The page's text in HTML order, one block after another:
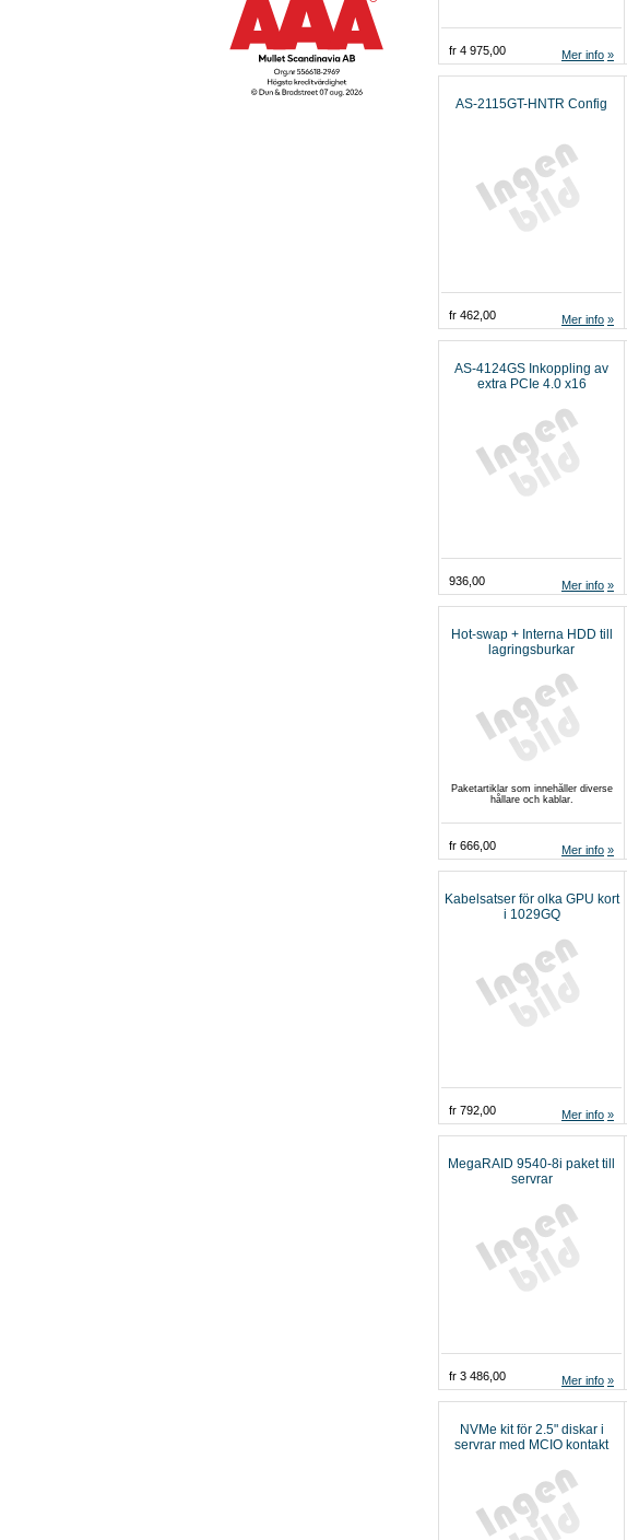
fr 4 975,00 Mer info
AS-2115GT-HNTR Config
fr 462,00 Mer info
AS-4124GS Inkoppling av
extra PCIe 4.0 x16
936,00 Mer info
Hot-swap + Interna HDD till
lagringsburkar
Paketartiklar som innehåller diverse
hållare och kablar.
fr 666,00 Mer info
Kabelsatser för olka GPU kort
i 1029GQ
fr 792,00 Mer info
MegaRAID 9540-8i paket till
servrar
fr 3 486,00 Mer info
NVMe kit för 2.5" diskar i
servrar med MCIO kontakt